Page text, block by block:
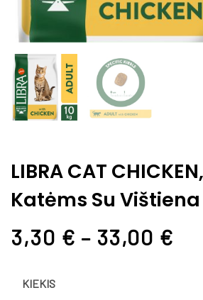
LIBRA CAT
Katėms Su Vištiena
3,30 € – 33,00 €
KIEKIS